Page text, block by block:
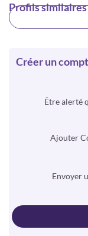
Profils similaires
Créer un
Être alerté
Ajouter
Envoyer